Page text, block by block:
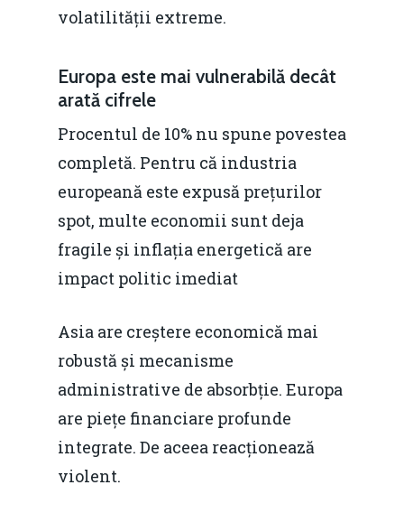
volatilității extreme.
Europa este mai vulnerabilă decât
arată cifrele
Procentul de 10% nu spune povestea
completă. Pentru că industria
europeană este expusă prețurilor
spot, multe economii sunt deja
fragile și inflația energetică are
impact politic imediat
Asia are creștere economică mai
robustă și mecanisme
administrative de absorbție. Europa
are piețe financiare profunde
integrate. De aceea reacționează
violent.